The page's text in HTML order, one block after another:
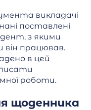
викладачі
поставлені
з якими
працював.
в цей
роботи.
щоденника